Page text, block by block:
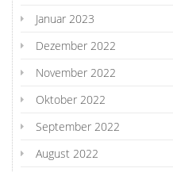
Januar 2023
Dezember 2022
November 2022
Oktober 2022
September 2022
August 2022